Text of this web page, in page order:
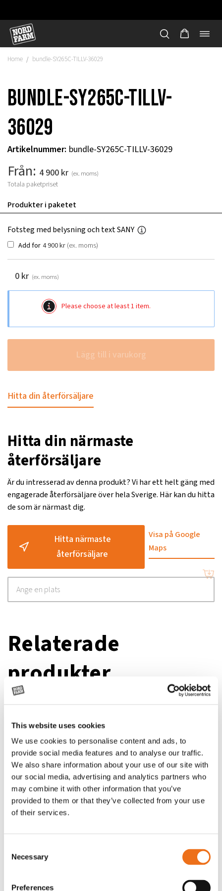
This website uses cookies
We use cookies to personalise content and ads, to
provide social media features and to analyse our traffic.
We also share information about your use of our site with
our social media, advertising and analytics partners who
may combine it with other information that you’ve
provided to them or that they’ve collected from your use
of their services.
Selection
Necessary
Preferences
Hoppa
innehåll
Home / bundle-SY265C-TILLV-36029
bundle-SY265C-TILLV-
36029
Artikelnummer: bundle-SY265C-TILLV-36029
Från: 4 900 kr (ex. moms)
Totala paketpriset
Produkter i paketet
Fotsteg med belysning och text SANY
Add for 4 900kr (ex. moms)
0 kr (ex. moms)
Please choose at least 1 item.
Lägg till i varukorg
Hitta din återförsäljare
Hitta din närmaste
återförsäljare
Är du intresserad av denna produkt? Vi har ett helt gäng med
engagerade återförsäljare över hela Sverige. Här kan du hitta
de som är närmast dig.
Hitta närmaste
återförsäljare
Visa på Google
Maps
Relaterade
produkter
OR80013456G